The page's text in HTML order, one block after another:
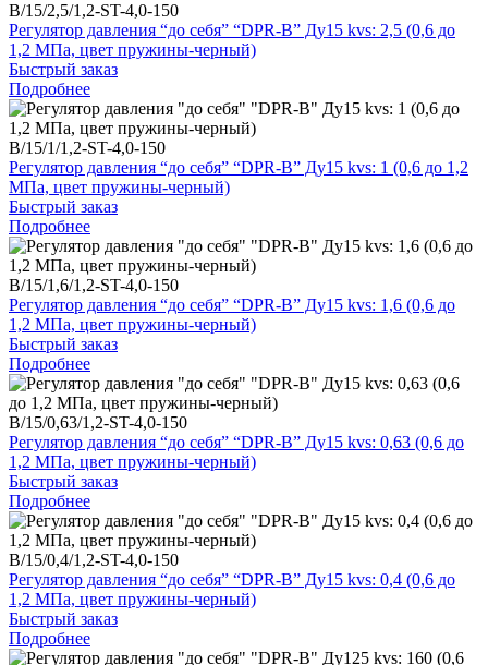
B/15/2,5/1,2-ST-4,0-150
Регулятор давления “до себя” “DPR-B” Ду15 kvs: 2,5 (0,6 до
1,2 МПа, цвет пружины-черный)
Быстрый заказ
Подробнее
B/15/1/1,2-ST-4,0-150
Регулятор давления “до себя” “DPR-B” Ду15 kvs: 1 (0,6 до 1,2
МПа, цвет пружины-черный)
Быстрый заказ
Подробнее
B/15/1,6/1,2-ST-4,0-150
Регулятор давления “до себя” “DPR-B” Ду15 kvs: 1,6 (0,6 до
1,2 МПа, цвет пружины-черный)
Быстрый заказ
Подробнее
B/15/0,63/1,2-ST-4,0-150
Регулятор давления “до себя” “DPR-B” Ду15 kvs: 0,63 (0,6 до
1,2 МПа, цвет пружины-черный)
Быстрый заказ
Подробнее
B/15/0,4/1,2-ST-4,0-150
Регулятор давления “до себя” “DPR-B” Ду15 kvs: 0,4 (0,6 до
1,2 МПа, цвет пружины-черный)
Быстрый заказ
Подробнее